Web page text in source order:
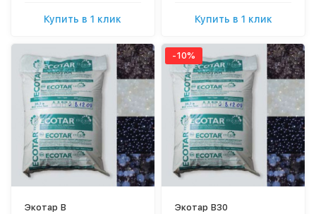
Купить в 1 клик Купить в 1 клик
Экотар В
-10%
Экотар В30